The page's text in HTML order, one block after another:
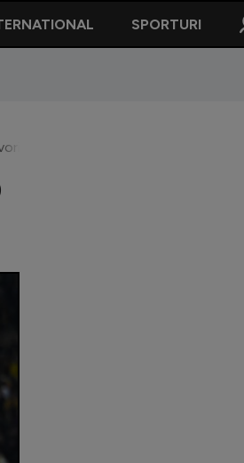
SPORTURI
absolută